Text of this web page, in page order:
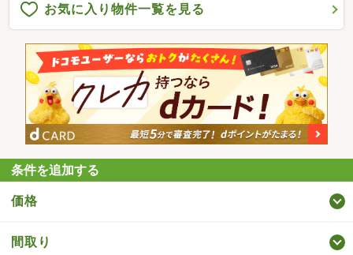
お気に入り物件一覧を見る
条件を追加する
価格
間取り